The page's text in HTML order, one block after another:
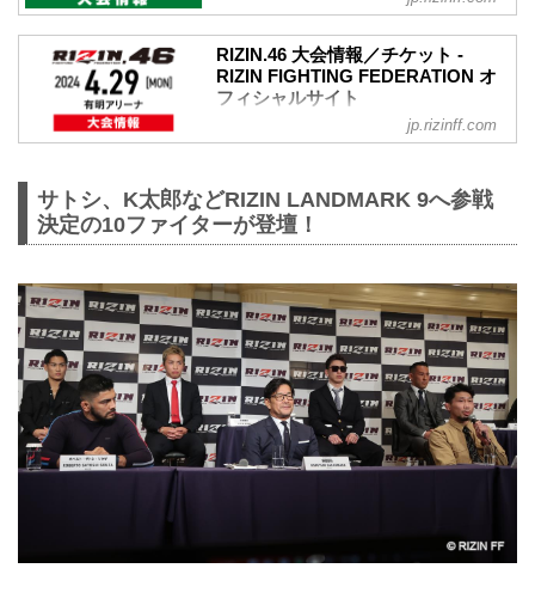
大会名が以下に変更となりました。
変更前：RIZIN.46
変更後：RIZIN LANDMARK 9 in KOBE
RIZIN LANDMARK 9 in KOBE 大会概要
14:00開始（予定）
※開場・開始時間は予定です。決定次第
RIZIN FFオフィシャルサイトにてご案内
終了予定時間
20:00〜21:00頃
※試合内容、イベント進行によって終了
予...
RIZIN.46 大会情報／チケット -
RIZIN FIGHTING FEDERATION オ
フィシャルサイト
変更前：RIZIN.47
変更後：RIZIN.46
【1/18更新】開催日変更のお知らせ
した。
変更前：5月6日（祝・月）
変更後：4月29日（祝・月）
RIZIN.46 大会概要
開催日時
2024年4月29日（祝・月）
※開場・開始時間は決定次第RIZIN FFオ
フィシャルサイトにてご案内します。
会場
jp.rizinff.com
サトシ、K太郎などRIZIN LANDMARK 9へ参戦
決定の10ファイターが登壇！